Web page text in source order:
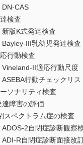
CAS
検査
K式発達検査
III乳幼児発達検査
行動検査
II適応行動尺度
行動チェックリス
ソナリティ検査
障害の評価
スペクトラム症の検査
2自閉症診断観察
R自閉症診断面接改